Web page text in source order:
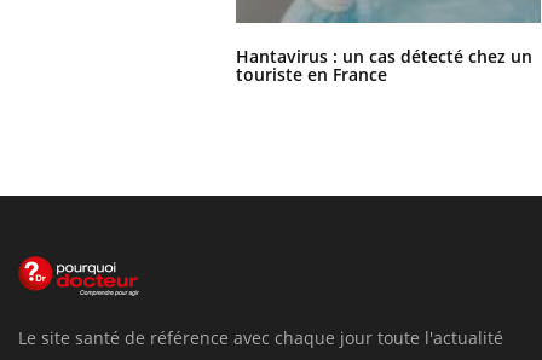
Hantavirus : un cas détecté chez un
touriste en France
Le site santé de référence avec chaque jour toute l'actualité